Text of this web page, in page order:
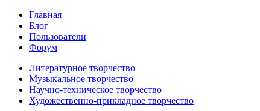
Главная
Блог
Пользователи
Форум
Литературное творчество
Музыкальное творчество
Научно-техническое творчество
Художественно-прикладное творчество